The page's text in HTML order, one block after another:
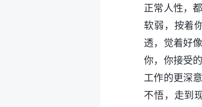
正常人性，
软弱，按着
透，觉着好
你，你接受
工作的更深
不悟，走到